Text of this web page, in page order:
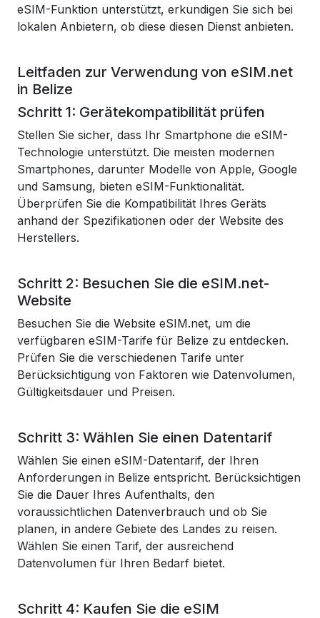
eSIM-Funktion unterstützt, erkundigen Sie sich bei
lokalen Anbietern, ob diese diesen Dienst anbieten.
Leitfaden zur Verwendung von eSIM.net
in Belize
Schritt 1: Gerätekompatibilität prüfen
Stellen Sie sicher, dass Ihr Smartphone die eSIM-
Technologie unterstützt. Die meisten modernen
Smartphones, darunter Modelle von Apple, Google
und Samsung, bieten eSIM-Funktionalität.
Überprüfen Sie die Kompatibilität Ihres Geräts
anhand der Spezifikationen oder der Website des
Herstellers.
Schritt 2: Besuchen Sie die eSIM.net-
Website
Besuchen Sie die Website eSIM.net, um die
verfügbaren eSIM-Tarife für Belize zu entdecken.
Prüfen Sie die verschiedenen Tarife unter
Berücksichtigung von Faktoren wie Datenvolumen,
Gültigkeitsdauer und Preisen.
Schritt 3: Wählen Sie einen Datentarif
Wählen Sie einen eSIM-Datentarif, der Ihren
Anforderungen in Belize entspricht. Berücksichtigen
Sie die Dauer Ihres Aufenthalts, den
voraussichtlichen Datenverbrauch und ob Sie
planen, in andere Gebiete des Landes zu reisen.
Wählen Sie einen Tarif, der ausreichend
Datenvolumen für Ihren Bedarf bietet.
Schritt 4: Kaufen Sie die eSIM